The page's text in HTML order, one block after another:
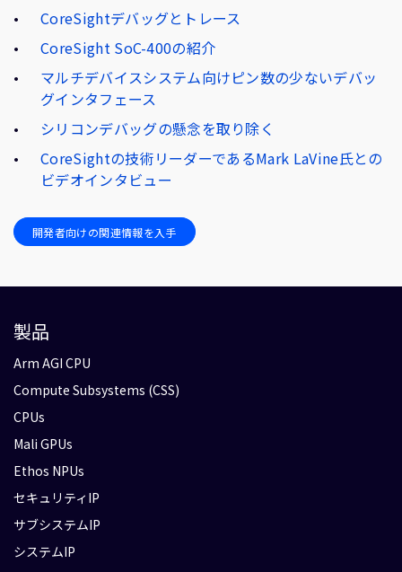
CoreSightデバッグとトレース
CoreSight SoC-400の紹介
マルチデバイスシステム向けピン数の少ないデバッ
グインタフェース
シリコンデバッグの懸念を取り除く
CoreSightの技術リーダーであるMark LaVine氏との
ビデオインタビュー
開発者向けの関連情報を入手
製品
Arm AGI CPU
Compute Subsystems (CSS)
CPUs
Mali GPUs
Ethos NPUs
セキュリティIP
サブシステムIP
システムIP